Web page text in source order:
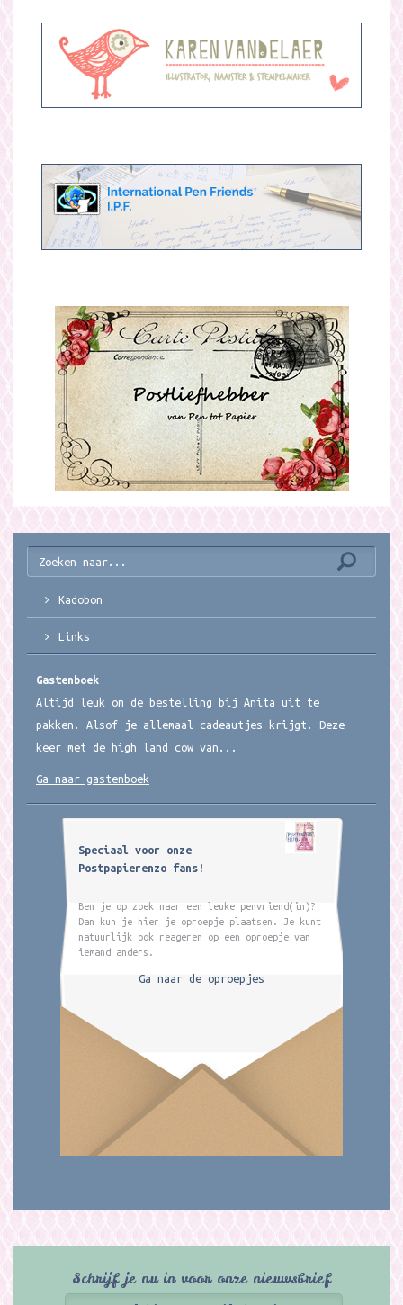
Kadobon
Links
Gastenboek
Altijd leuk om de bestelling bij Anita uit te
pakken. Alsof je allemaal cadeautjes krijgt. Deze
keer met de high land cow van...
Ga naar gastenboek
Speciaal voor onze
Postpapierenzo fans!
Ben je op zoek naar een leuke penvriend(in)?
Dan kun je hier je oproepje plaatsen. Je kunt
natuurlijk ook reageren op een oproepje van
iemand anders.
Ga naar de oproepjes
Schrijf je nu in voor onze nieuwsbrief